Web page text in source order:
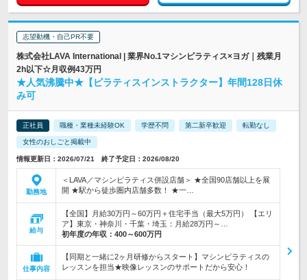
志望動機・自己PR不要
株式会社LAVA International | 業界No.1マシンピラティス×ヨガ｜残業月
2h以下☆月収例43万円
★人気沸騰中★【ピラティスインストラクター】年間128日休
み可
正社員 職種・業種未経験OK 学歴不問 第二新卒歓迎 転勤なし
女性のおしごと掲載中
情報更新日：2026/07/21 終了予定日：2026/08/20
勤務地
＜LAVA／マシンピラティス併設店舗＞ ★全国90店舗以上を展
開 ★駅から徒歩圏内店舗多数！ ★一…
給与
【全国】月給30万円～60万円＋住宅手当（最大5万円） 【エリ
ア】東京・神奈川・千葉・埼玉：月給28万円～…
初年度の年収： 400～600万円
仕事内容
【同期と一緒に2ヶ月研修からスタート】マシンピラティスの
レッスンを担当★映像レッスンのサポートだから安心！